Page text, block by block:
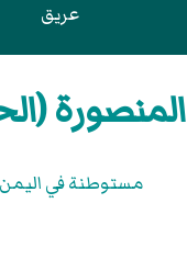
عريق
المنصورة
مستوطنة في اليمن